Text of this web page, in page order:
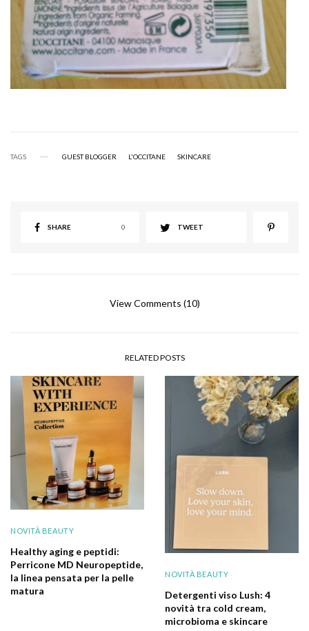
TAGS GUEST BLOGGER L'OCCITANE SKINCARE
SHARE 0 TWEET
View Comments (10)
RELATED POSTS
NOVITÀ BEAUTY
Healthy aging e peptidi:
Perricone MD Neuropeptide,
la linea pensata per la pelle
matura
NOVITÀ BEAUTY
Detergenti viso Lush: 4
novità tra cold cream,
microbioma e skincare